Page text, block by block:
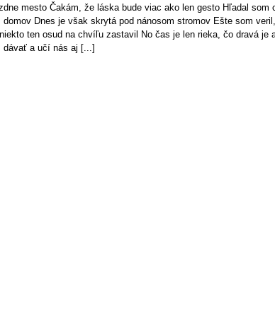
mesto Čakám, že láska bude viac ako len gesto Hľadal som
domov Dnes je však skrytá pod nánosom stromov Ešte som
ten osud na chvíľu zastavil No čas je len rieka, čo dravá je
dávať a učí nás aj [...]